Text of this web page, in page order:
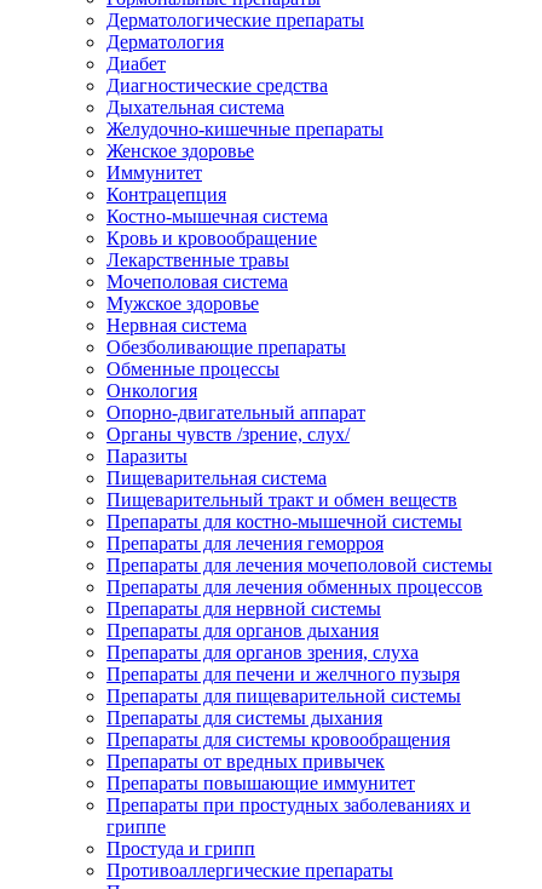
Дерматологические препараты
Дерматология
Диабет
Диагностические средства
Дыхательная система
Желудочно-кишечные препараты
Женское здоровье
Иммунитет
Контрацепция
Костно-мышечная система
Кровь и кровообращение
Лекарственные травы
Мочеполовая система
Мужское здоровье
Нервная система
Обезболивающие препараты
Обменные процессы
Онкология
Опорно-двигательный аппарат
Органы чувств /зрение, слух/
Паразиты
Пищеварительная система
Пищеварительный тракт и обмен веществ
Препараты для костно-мышечной системы
Препараты для лечения геморроя
Препараты для лечения мочеполовой системы
Препараты для лечения обменных процессов
Препараты для нервной системы
Препараты для органов дыхания
Препараты для органов зрения, слуха
Препараты для печени и желчного пузыря
Препараты для пищеварительной системы
Препараты для системы дыхания
Препараты для системы кровообращения
Препараты от вредных привычек
Препараты повышающие иммунитет
Препараты при простудных заболеваниях и
гриппе
Простуда и грипп
Противоаллергические препараты